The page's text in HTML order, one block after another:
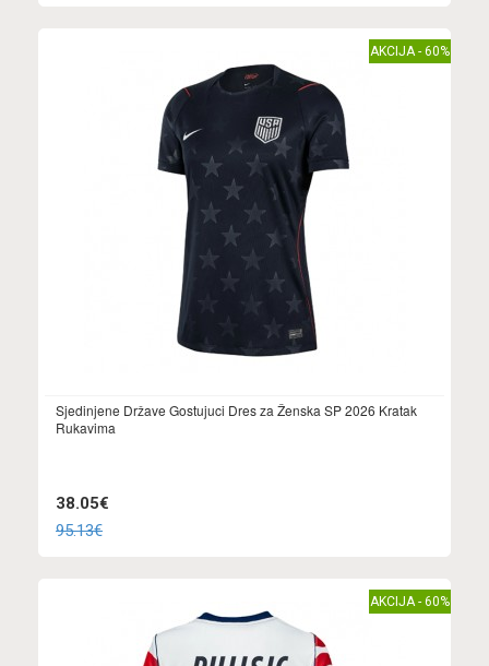
AKCIJA - 60%
Sjedinjene Države Gostujuci Dres za Ženska SP 2026 Kratak
Rukavima
38.05€
95.13€
AKCIJA - 60%